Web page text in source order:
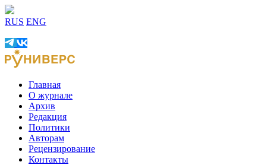
RUS ENG
Главная
О журнале
Архив
Редакция
Политики
Авторам
Рецензирование
Контакты